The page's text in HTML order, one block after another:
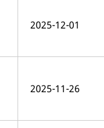
2025-12-01
2025-11-26